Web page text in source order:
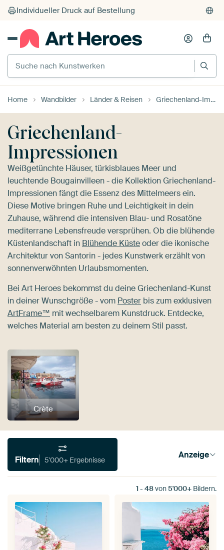
Suche nach Kunstwerken
Home Wandbilder Länder & Reisen Griechenland-Impressionen
Griechenland-
Impressionen
Weißgetünchte Häuser, türkisblaues Meer und
leuchtende Bougainvilleen - die Kollektion Griechenland-
Impressionen fängt die Essenz des Mittelmeers ein.
Diese Motive bringen Ruhe und Leichtigkeit in dein
Zuhause, während die intensiven Blau- und Rosatöne
mediterrane Lebensfreude versprühen. Ob die blühende
Küstenlandschaft in Blühende Küsteoder die ikonische
Architektur von Santorin - jedes Kunstwerk erzählt von
sonnenverwöhnten Urlaubsmomenten.
Bei Art Heroes bekommst du deine Griechenland-Kunst
in deiner Wunschgröße - vom Poster bis zum exklusiven
ArtFrame™ mit wechselbarem Kunstdruck. Entdecke,
welches Material am besten zu deinem Stil passt.
Crète
Filtern 5'000+ Ergebnisse Anzeige
1 - 48von5'000+ Bildern.